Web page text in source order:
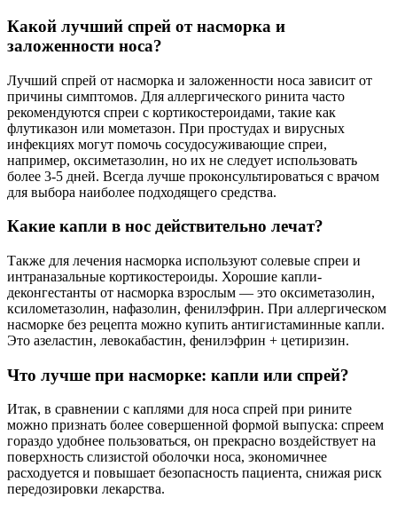
Какой лучший спрей от насморка и
заложенности носа?
Лучший спрей от насморка и заложенности носа зависит от
причины симптомов. Для аллергического ринита часто
рекомендуются спреи с кортикостероидами, такие как
флутиказон или мометазон. При простудах и вирусных
инфекциях могут помочь сосудосуживающие спреи,
например, оксиметазолин, но их не следует использовать
более 3-5 дней. Всегда лучше проконсультироваться с врачом
для выбора наиболее подходящего средства.
Какие капли в нос действительно лечат?
Также для лечения насморка используют солевые спреи и
интраназальные кортикостероиды. Хорошие капли-
деконгестанты от насморка взрослым — это оксиметазолин,
ксилометазолин, нафазолин, фенилэфрин. При аллергическом
насморке без рецепта можно купить антигистаминные капли.
Это азеластин, левокабастин, фенилэфрин + цетиризин.
Что лучше при насморке: капли или спрей?
Итак, в сравнении с каплями для носа спрей при рините
можно признать более совершенной формой выпуска: спреем
гораздо удобнее пользоваться, он прекрасно воздействует на
поверхность слизистой оболочки носа, экономичнее
расходуется и повышает безопасность пациента, снижая риск
передозировки лекарства.